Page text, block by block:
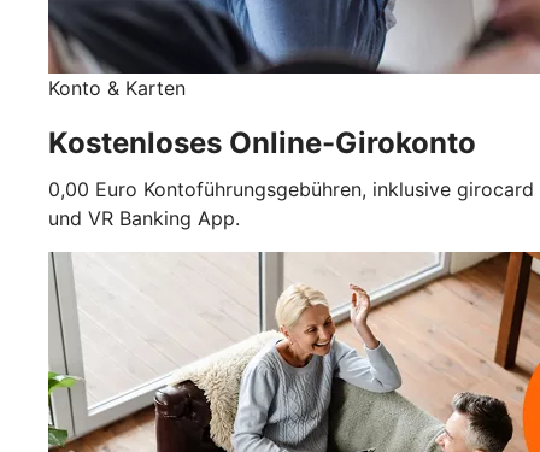
Konto & Karten
Kostenloses Online-Girokonto
0,00 Euro Kontoführungsgebühren, inklusive girocard
und VR Banking App.